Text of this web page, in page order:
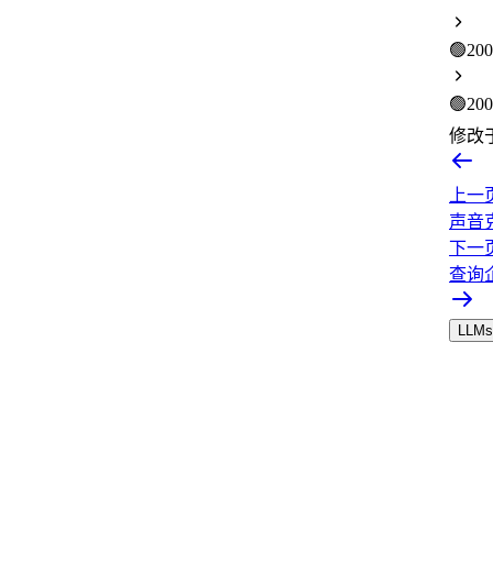
🟢200
🟢200
修改
上一
声音
下一
查询